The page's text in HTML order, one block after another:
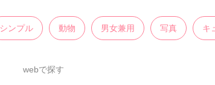
シンプル 動物 男女兼用 写真 キ
webで探す